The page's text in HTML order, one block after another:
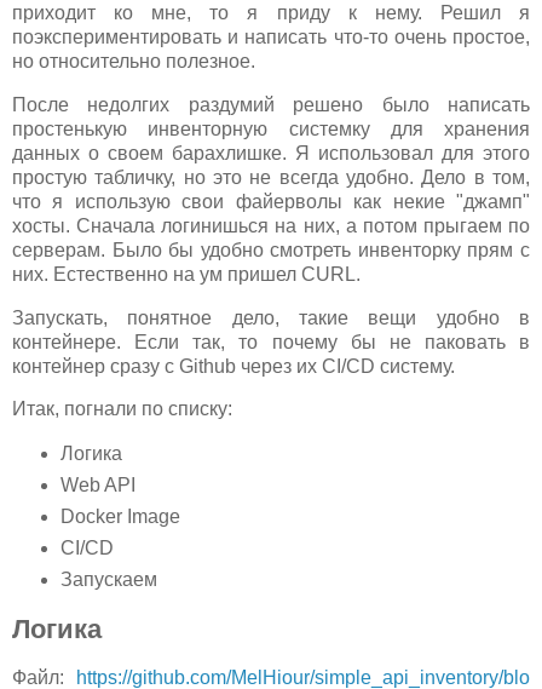
приходит ко мне, то я приду к нему. Решил я
поэкспериментировать и написать что-то очень простое,
но относительно полезное.
После недолгих раздумий решено было написать
простенькую инвенторную системку для хранения
данных о своем барахлишке. Я использовал для этого
простую табличку, но это не всегда удобно. Дело в том,
что я использую свои файерволы как некие "джамп"
хосты. Сначала логинишься на них, а потом прыгаем по
серверам. Было бы удобно смотреть инвенторку прям с
них. Естественно на ум пришел CURL.
Запускать, понятное дело, такие вещи удобно в
контейнере. Если так, то почему бы не паковать в
контейнер сразу с Github через их CI/CD систему.
Итак, погнали по списку:
Логика
Web API
Docker Image
CI/CD
Запускаем
Логика
Файл:
https://github.com/MelHiour/simple_api_inventory/blo